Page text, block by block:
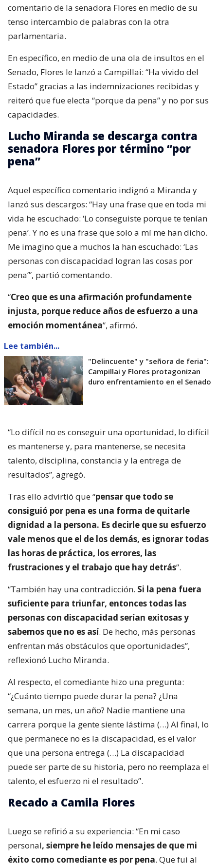
comentario de la senadora Flores en medio de su
tenso intercambio de palabras con la otra
parlamentaria.
En específico, en medio de una ola de insultos en el
Senado, Flores le lanzó a Campillai: “Ha vivido del
Estado” gracias a las indemnizaciones recibidas y
reiteró que fue electa “porque da pena” y no por sus
capacidades.
Lucho Miranda se descarga contra
senadora Flores por término “por
pena”
Aquel específico comentario indignó a Miranda y
lanzó sus descargos: “Hay una frase que en toda mi
vida he escuchado: ‘Lo conseguiste porque te tenían
pena’. Y no es una frase que solo a mí me han dicho.
Me imagino que a muchos la han escuchado: ‘Las
personas con discapacidad logran las cosas por
pena’”, partió comentando.
“Creo que es una afirmación profundamente
injusta, porque reduce años de esfuerzo a una
emoción momentánea”, afirmó.
Lee también...
"Delincuente" y "señora de feria":
Campillai y Flores protagonizan
duro enfrentamiento en el Senado
“Lo difícil no es conseguir una oportunidad, lo difícil
es mantenerse y, para mantenerse, se necesita
talento, disciplina, constancia y la entrega de
resultados”, agregó.
Tras ello advirtió que “pensar que todo se
consiguió por pena es una forma de quitarle
dignidad a la persona. Es decirle que su esfuerzo
vale menos que el de los demás, es ignorar todas
las horas de práctica, los errores, las
frustraciones y el trabajo que hay detrás”.
“También hay una contradicción. Si la pena fuera
suficiente para triunfar, entonces todas las
personas con discapacidad serían exitosas y
sabemos que no es así. De hecho, más personas
enfrentan más obstáculos que oportunidades”,
reflexionó Lucho Miranda.
Al respecto, el comediante hizo una pregunta:
“¿Cuánto tiempo puede durar la pena? ¿Una
semana, un mes, un año? Nadie mantiene una
carrera porque la gente siente lástima (…) Al final, lo
que permanece no es la discapacidad, es el valor
que una persona entrega (…) La discapacidad
puede ser parte de su historia, pero no reemplaza el
talento, el esfuerzo ni el resultado”.
Recado a Camila Flores
Luego se refirió a su experiencia: “En mi caso
personal, siempre he leído mensajes de que mi
éxito como comediante es por pena. Que fui al